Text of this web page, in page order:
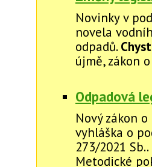
Novinky v
novela
odpadů.
újmě, zákon
Odpadová
Nový zákon
vyhláška o
273/2021
Metodické